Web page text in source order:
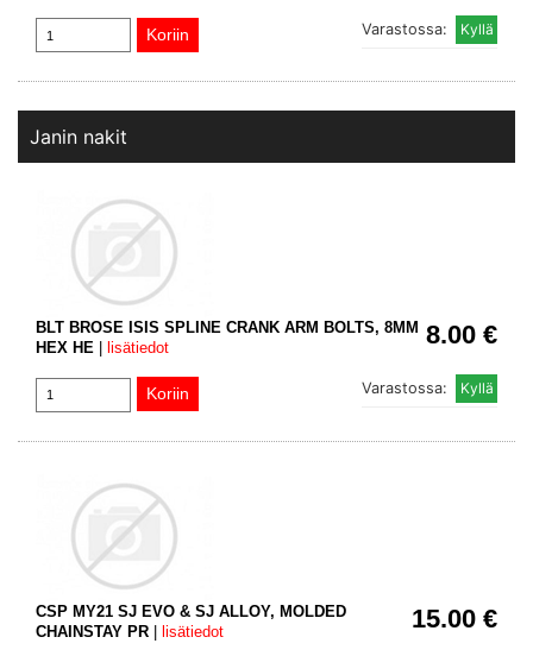
Varastossa:
Janin nakit
8.00 €
BLT BROSE ISIS SPLINE CRANK ARM BOLTS, 8MM
HEX HE
lisätiedot
Varastossa:
15.00 €
CSP MY21 SJ EVO & SJ ALLOY, MOLDED
CHAINSTAY PR | lisätiedot